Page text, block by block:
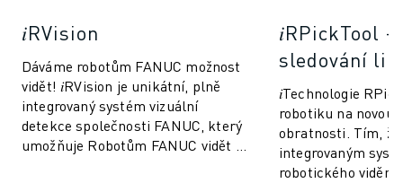
𝑖RVision
Dáváme robotům FANUC možnost
vidět! 𝑖RVision je unikátní, plně
integrovaný systém vizuální
detekce společnosti FANUC, který
umožňuje Robotům FANUC vidět -
𝑖RPickTool
sledování
𝑖Technologie
robotiku na novou
obratnosti. Tím, že
integrovaným
robotického